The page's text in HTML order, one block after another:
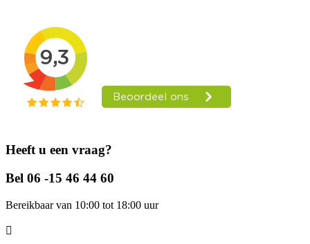
Heeft u een vraag?
Bel 06 -15 46 44 60
Bereikbaar van 10:00 tot 18:00 uur